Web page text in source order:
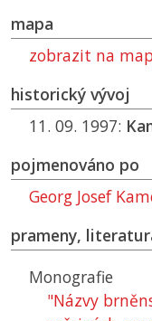
mapa
zobrazit na
historický vývoj
11. 09. 1997:
pojmenováno po
Georg Josef
prameny,
Monografie
"Názvy